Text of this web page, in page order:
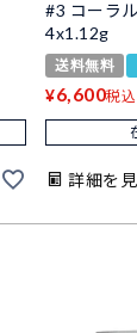
#3 コーラ
4x1.12g
送料無料
¥6,600税込
詳細を